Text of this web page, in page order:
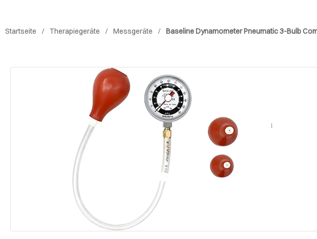
Startseite Therapiegeräte Messgeräte Baseline Dynamometer Pneumatic 3-Bulb